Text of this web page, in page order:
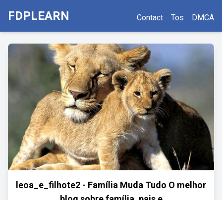
FDPLEARN Contact Tos DMCA
leoa_e_filhote2 - Família Muda Tudo O melhor